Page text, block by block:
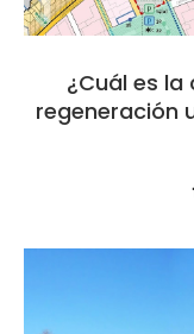
¿Cuál es
regeneración